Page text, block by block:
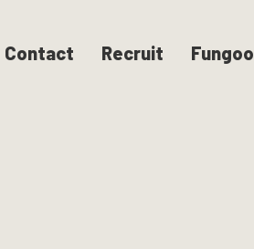
Contact Recruit Fungoo